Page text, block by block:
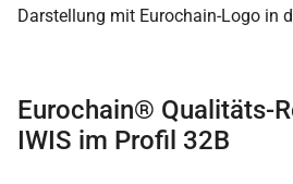
Eurochain® Qualitäts-
IWIS im Profil 32B